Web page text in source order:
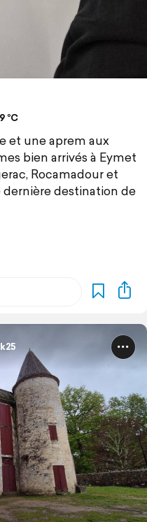
°C
et une aprem aux
bien arrivés à Eymet
Rocamadour et
destination de